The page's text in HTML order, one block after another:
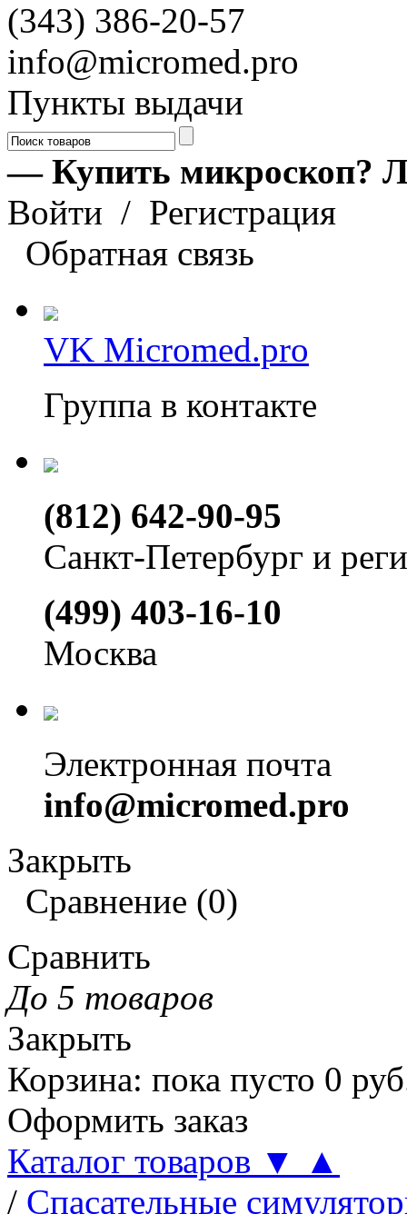
(343) 386-20-57
info@micromed.pro
Пункты выдачи
— Купить микроскоп?
Войти / Регистрация
Обратная связь
VK Micromed.pro
Группа в контакте
(812) 642-90-95
Санкт-Петербург и
(499) 403-16-10
Москва
Электронная почта
info@micromed.pro
Закрыть
Сравнение (0)
Сравнить
До 5 товаров
Закрыть
Корзина: пока пусто 0
Оформить заказ
Каталог товаров ▼
▲
/ Спасательные